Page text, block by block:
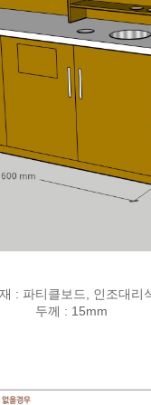
: 파티클보드, 인조대리
두께 : 15mm